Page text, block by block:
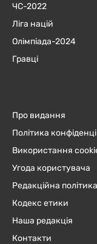
ЧC-2022
Ліга націй
Олімпіада-2024
Гравці
Про видання
Політика
Використання
Угода користувача
Редакційна політика
Кодекс етики
Наша редакція
Контакти